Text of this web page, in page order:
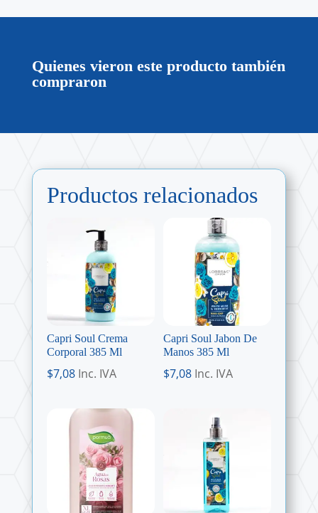
Quienes vieron este producto también
compraron
Productos relacionados
Capri Soul Crema
Corporal 385 Ml
$7,08 Inc. IVA
Capri Soul Jabon De
Manos 385 Ml
$7,08 Inc. IVA